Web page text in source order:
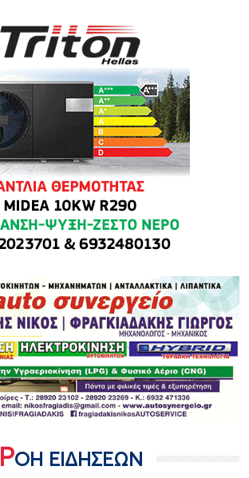
ΡΟΗ ΕΙΔΗΣΕΩΝ